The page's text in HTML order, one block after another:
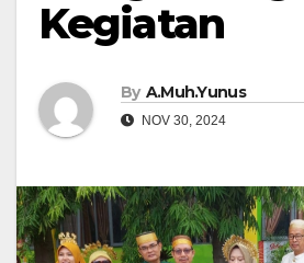
Kegiatan
By A.Muh.Yunus
NOV 30, 2024